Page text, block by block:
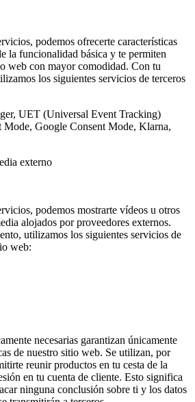
podemos ofrecerte características
la funcionalidad básica y te permiten
web con mayor comodidad. Con tu
los siguientes servicios de terceros
UET (Universal Event Tracking)
Mode, Google Consent Mode, Klarna,
externo
podemos mostrarte vídeos u otros
alojados por proveedores externos.
utilizamos los siguientes servicios de
web:
necesarias garantizan únicamente
de nuestro sitio web. Se utilizan, por
reunir productos en tu cesta de la
en tu cuenta de cliente. Esto significa
ninguna conclusión sobre ti y los datos